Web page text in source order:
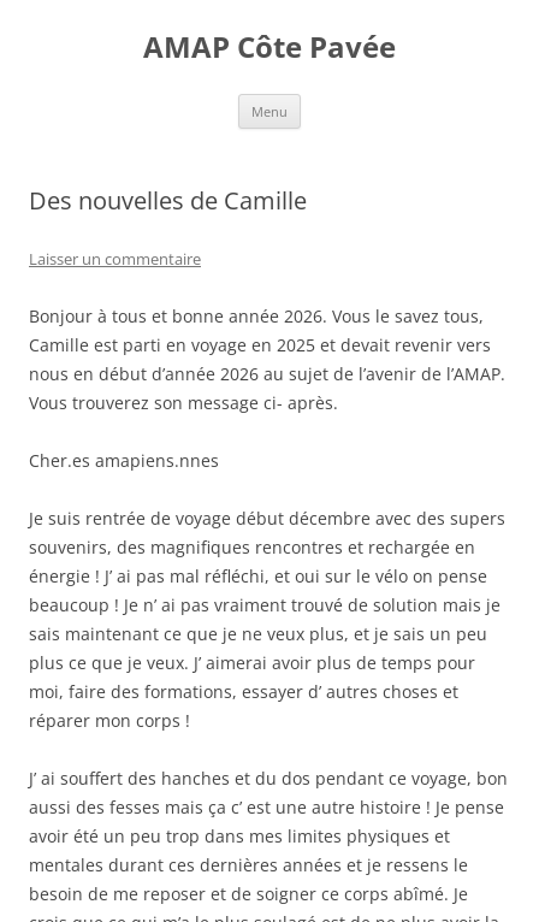
AMAP Côte Pavée
Menu
Des nouvelles de Camille
Laisser un commentaire
Bonjour à tous et bonne année 2026. Vous le savez tous,
Camille est parti en voyage en 2025 et devait revenir vers
nous en début d’année 2026 au sujet de l’avenir de l’AMAP.
Vous trouverez son message ci- après.
Cher.es amapiens.nnes
Je suis rentrée de voyage début décembre avec des supers
souvenirs, des magnifiques rencontres et rechargée en
énergie ! J’ ai pas mal réfléchi, et oui sur le vélo on pense
beaucoup ! Je n’ ai pas vraiment trouvé de solution mais je
sais maintenant ce que je ne veux plus, et je sais un peu
plus ce que je veux. J’ aimerai avoir plus de temps pour
moi, faire des formations, essayer d’ autres choses et
réparer mon corps !
J’ ai souffert des hanches et du dos pendant ce voyage, bon
aussi des fesses mais ça c’ est une autre histoire ! Je pense
avoir été un peu trop dans mes limites physiques et
mentales durant ces dernières années et je ressens le
besoin de me reposer et de soigner ce corps abîmé. Je